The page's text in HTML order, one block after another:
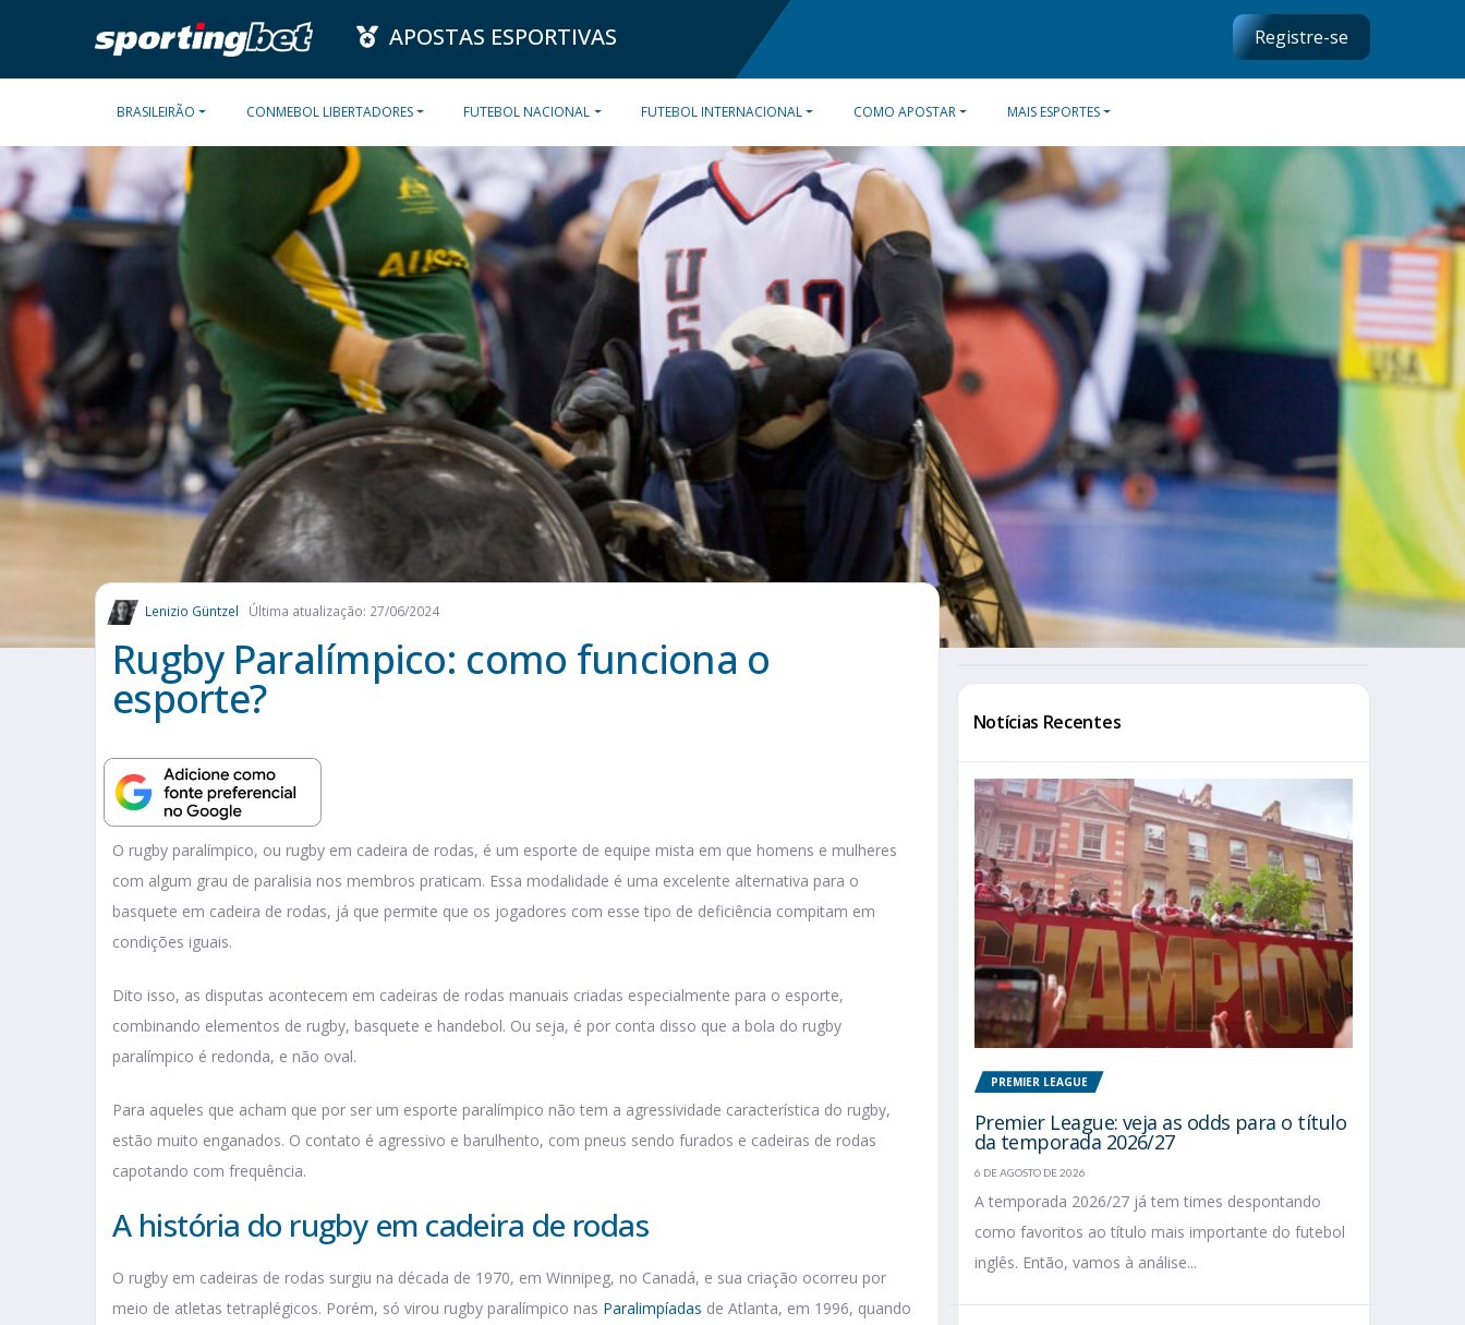
APOSTAS ESPORTIVAS Registre-se
BRASILEIRÃO CONMEBOL LIBERTADORES FUTEBOL NACIONAL FUTEBOL INTERNACIONAL COMO APOSTAR MAIS ESPORTES
Lenizio Güntzel Última atualização: 27/06/2024
Rugby Paralímpico: como funciona o
esporte?
O rugby paralímpico, ou rugby em cadeira de rodas, é um esporte de equipe mista em que homens e mulheres
com algum grau de paralisia nos membros praticam. Essa modalidade é uma excelente alternativa para o
basquete em cadeira de rodas, já que permite que os jogadores com esse tipo de deficiência compitam em
condições iguais.
Dito isso, as disputas acontecem em cadeiras de rodas manuais criadas especialmente para o esporte,
combinando elementos de rugby, basquete e handebol. Ou seja, é por conta disso que a bola do rugby
paralímpico é redonda, e não oval.
Para aqueles que acham que por ser um esporte paralímpico não tem a agressividade característica do rugby,
estão muito enganados. O contato é agressivo e barulhento, com pneus sendo furados e cadeiras de rodas
capotando com frequência.
A história do rugby em cadeira de rodas
O rugby em cadeiras de rodas surgiu na década de 1970, em Winnipeg, no Canadá, e sua criação ocorreu por
meio de atletas tetraplégicos. Porém, só virou rugby paralímpico nas Paralimpíadas de Atlanta, em 1996, quando
Notícias Recentes
PREMIER LEAGUE
Premier League: veja as odds para o título
da temporada 2026/27
6 DE AGOSTO DE 2026
A temporada 2026/27 já tem times despontando
como favoritos ao título mais importante do futebol
inglês. Então, vamos à análise...